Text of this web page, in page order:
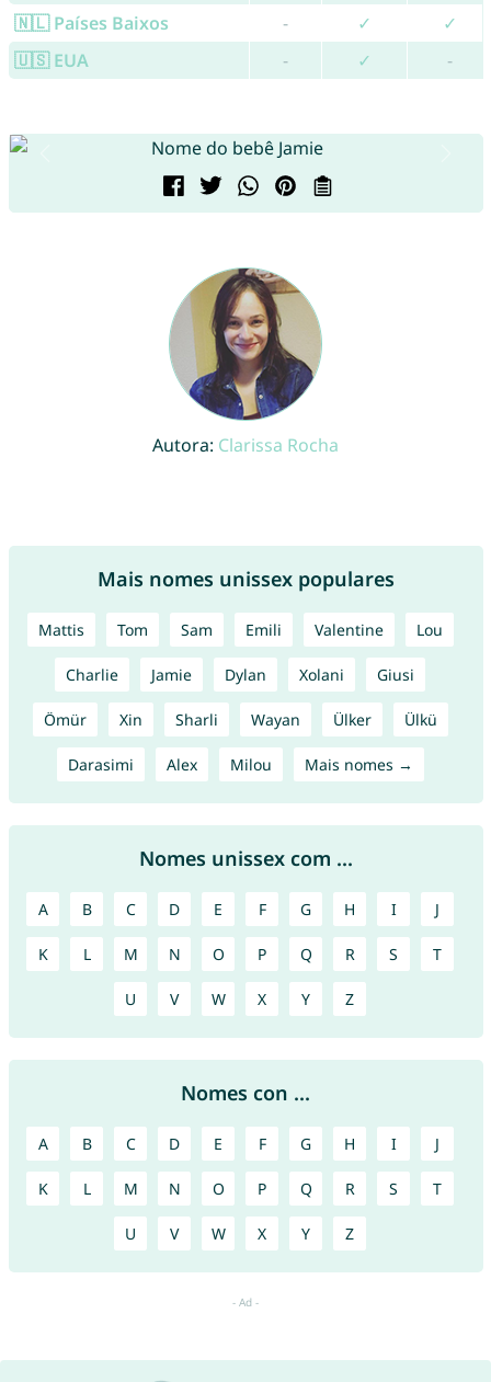
🇳🇱 Países Baixos
- ✓
✓
🇺🇸 EUA
- ✓ -
Autora: Clarissa Rocha
Mais nomes unissex populares
Mattis Tom Sam Emili Valentine Lou
Charlie Jamie Dylan Xolani Giusi
Ömür Xin Sharli Wayan Ülker Ülkü
Darasimi Alex Milou Mais nomes →
Nomes unissex com ...
A B C D E F G H I J
K L M N O P Q R S T
U V W X Y Z
Nomes con ...
A B C D E F G H I J
K L M N O P Q R S T
U V W X Y Z